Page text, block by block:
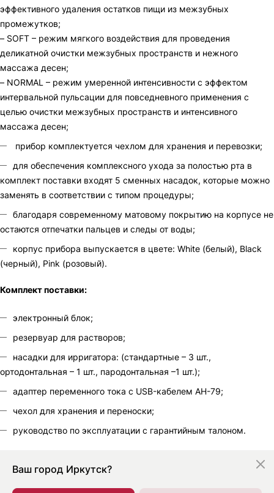
эффективного удаления остатков пищи из межзубных
промежутков;
– SOFT – режим мягкого воздействия для проведения
деликатной очистки межзубных пространств и нежного
массажа десен;
– NORMAL – режим умеренной интенсивности с эффектом
интервальной пульсации для повседневного применения c
целью очистки межзубных пространств и интенсивного
массажа десен;
прибор комплектуется чехлом для хранения и перевозки;
для обеспечения комплексного ухода за полостью рта в
комплект поставки входят 5 сменных насадок, которые можно
заменять в соответствии с типом процедуры;
благодаря современному матовому покрытию на корпусе не
остаются отпечатки пальцев и следы от воды;
корпус прибора выпускается в цвете: White (белый), Black
(черный), Pink (розовый).
Комплект поставки:
электронный блок;
резервуар для растворов;
насадки для ирригатора: (стандартные – 3 шт.,
ортодонтальная – 1 шт., пародонтальная –1 шт.);
адаптер переменного тока с USB-кабелем AH-79;
чехол для хранения и переноски;
руководство по эксплуатации с гарантийным талоном.
Ваш город Иркутск?